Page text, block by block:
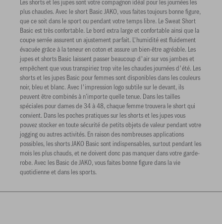
plus chaudes. Avec le short Basic JAKO, vous faites toujours bonne figure,
que ce soit dans le sport ou pendant votre temps libre. Le Sweat Short
Basic est très confortable. Le bord extra large et confortable ainsi que la
coupe serrée assurent un ajustement parfait. L'humidité est fluidement
évacuée grâce à la teneur en coton et assure un bien-être agréable. Les
jupes et shorts Basic laissent passer beaucoup d'air sur vos jambes et
empêchent que vous transpiriez trop vite les chaudes journées d'été. Les
shorts et les jupes Basic pour femmes sont disponibles dans les couleurs
noir, bleu et blanc. Avec l'impression logo subtile sur le devant, ils
peuvent être combinés à n’importe quelle tenue. Dans les tailles
spéciales pour dames de 34 à 48, chaque femme trouvera le short qui
convient. Dans les poches pratiques sur les shorts et les jupes vous
pouvez stocker en toute sécurité de petits objets de valeur pendant votre
jogging ou autres activités. En raison des nombreuses applications
possibles, les shorts JAKO Basic sont indispensables, surtout pendant les
mois les plus chauds, et ne doivent donc pas manquer dans votre garde-
robe. Avec les Basic de JAKO, vous faites bonne figure dans la vie
quotidienne et dans les sports.